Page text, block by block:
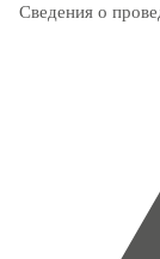
Сведения о